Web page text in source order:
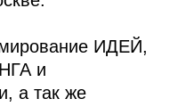
ИДЕЙ,
и
а так же